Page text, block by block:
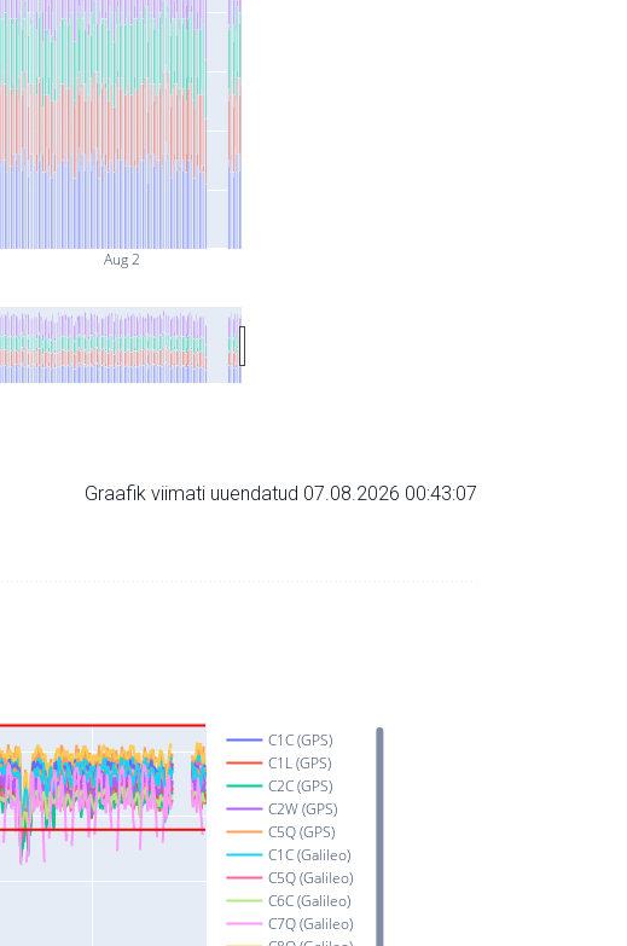
Aug 2
Graafik viimati uuendatud 07.08.2026 00:43:07
C1C (GPS)
C1L (GPS)
C2C (GPS)
C2W (GPS)
C5Q (GPS)
C1C (Galileo)
C5Q (Galileo)
C6C (Galileo)
C7Q (Galileo)